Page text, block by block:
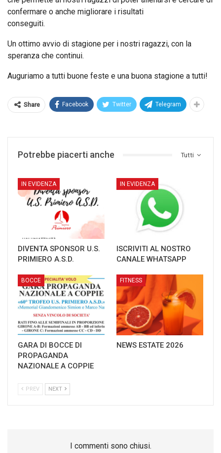
confermare o anche migliorare i risultati
conseguiti.
Un ottimo avvio di stagione per i nostri ragazzi, con la
speranza che continui.
Auguriamo a tutti buone feste e una buona stagione a tutti!
Share Facebook Twitter Telegram
Tutti
Potrebbe piacerti anche
IN EVIDENZA
DIVENTA SPONSOR U.S.
PRIMIERO A.S.D.
IN EVIDENZA
ISCRIVITI AL NOSTRO
CANALE WHATSAPP
BOCCE
GARA DI BOCCE DI
PROPAGANDA
NAZIONALE A COPPIE
FITNESS
NEWS ESTATE 2026
PREV NEXT
I commenti sono chiusi.